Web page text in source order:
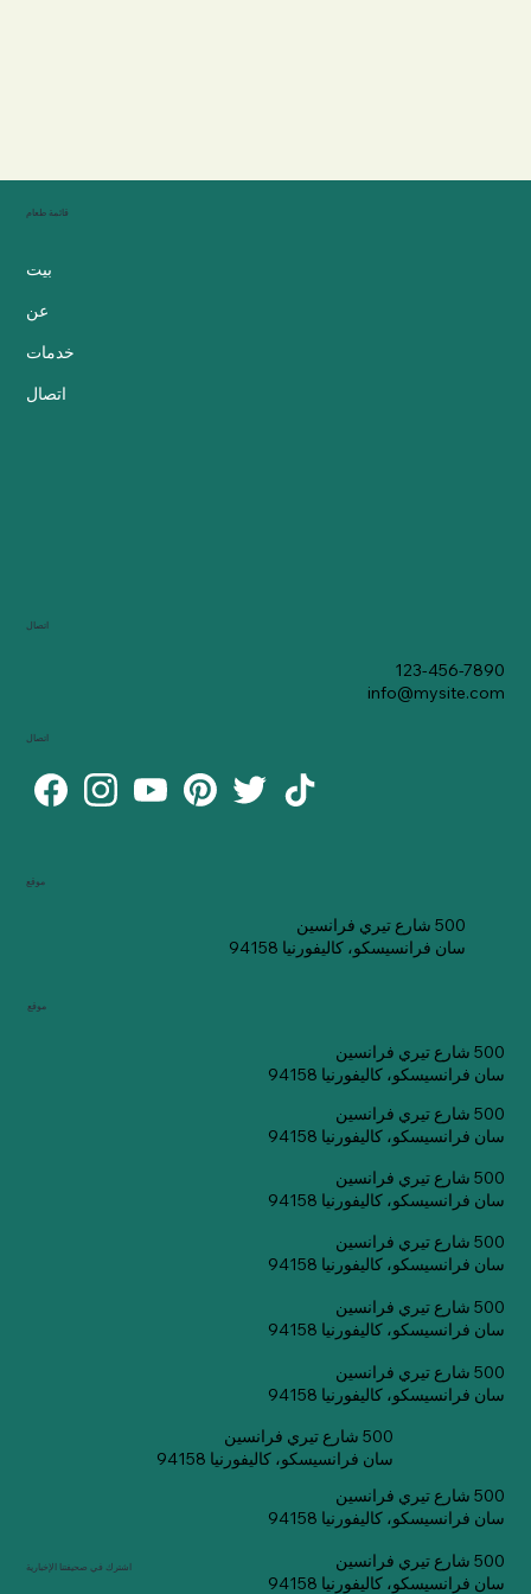
قائمة طعام
بيت
عن
خدمات
اتصال
موقع
500 شارع تيري فرانسين
سان فرانسيسكو، كاليفورنيا 94158
موقع
500 شارع تيري فرانسين
سان فرانسيسكو، كاليفورنيا 94158
500 شارع تيري فرانسين
سان فرانسيسكو، كاليفورنيا 94158
500 شارع تيري فرانسين
سان فرانسيسكو، كاليفورنيا 94158
500 شارع تيري فرانسين
سان فرانسيسكو، كاليفورنيا 94158
500 شارع تيري فرانسين
سان فرانسيسكو، كاليفورنيا 94158
500 شارع تيري فرانسين
سان فرانسيسكو، كاليفورنيا 94158
500 شارع تيري فرانسين
سان فرانسيسكو، كاليفورنيا 94158
500 شارع تيري فرانسين
سان فرانسيسكو، كاليفورنيا 94158
500 شارع تيري فرانسين
سان فرانسيسكو، كاليفورنيا 94158
اتصال
123-456-7890
info@mysite.com
اتصال
اشترك في صحيفتنا الإخبارية